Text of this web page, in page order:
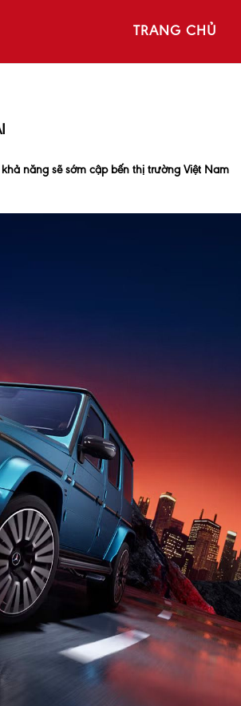
TRANG CHỦ
năng sẽ sớm cập bến thị trường Việt Nam